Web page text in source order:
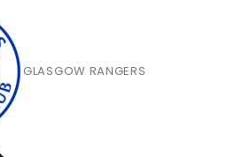
GLASGOW RANGERS